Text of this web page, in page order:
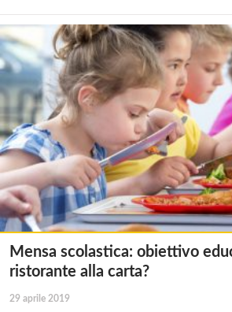
Mensa scolastica: obiettivo
ristorante alla carta?
29 aprile 2019